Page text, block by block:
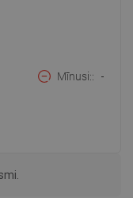
Mīnusi: -